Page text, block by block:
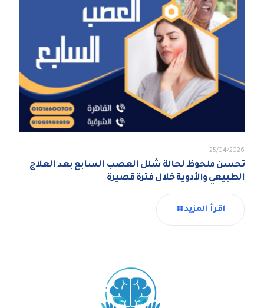
25/04/2026
تحسن ملحوظ لحالة شلل العصب السابع بعد العلاج
الطبيعي والأدوية خلال فترة قصيرة
اقرأ المزيد